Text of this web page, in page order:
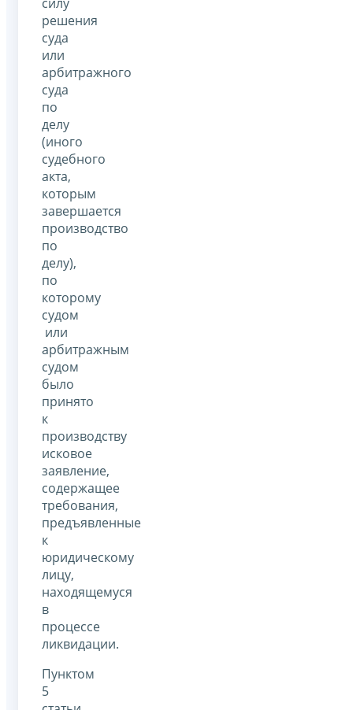
решения
суда
или
арбитражного
суда
по
делу
(иного
судебного
акта,
которым
завершается
производство
по
делу),
по
которому
судом
или
арбитражным
судом
было
принято
к
производству
исковое
заявление,
содержащее
требования,
предъявленные
к
юридическому
лицу,
находящемуся
в
процессе
ликвидации.
Пунктом
5